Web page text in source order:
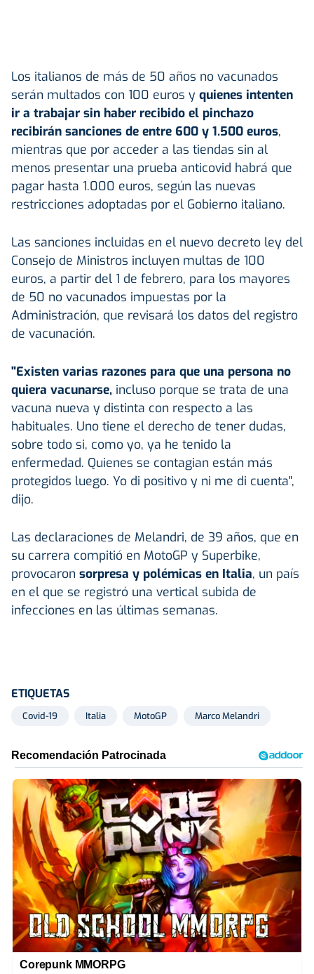
Los italianos de más de 50 años no vacunados
serán multados con 100 euros y quienes intenten
ir a trabajar sin haber recibido el pinchazo
recibirán sanciones de entre 600 y 1.500 euros,
mientras que por acceder a las tiendas sin al
menos presentar una prueba anticovid habrá que
pagar hasta 1.000 euros, según las nuevas
restricciones adoptadas por el Gobierno italiano.
Las sanciones incluidas en el nuevo decreto ley del
Consejo de Ministros incluyen multas de 100
euros, a partir del 1 de febrero, para los mayores
de 50 no vacunados impuestas por la
Administración, que revisará los datos del registro
de vacunación.
"Existen varias razones para que una persona no
quiera vacunarse, incluso porque se trata de una
vacuna nueva y distinta con respecto a las
habituales. Uno tiene el derecho de tener dudas,
sobre todo si, como yo, ya he tenido la
enfermedad. Quienes se contagian están más
protegidos luego. Yo di positivo y ni me di cuenta",
dijo.
Las declaraciones de Melandri, de 39 años, que en
su carrera compitió en MotoGP y Superbike,
provocaron sorpresa y polémicas en Italia, un país
en el que se registró una vertical subida de
infecciones en las últimas semanas.
ETIQUETAS
Covid-19 Italia MotoGP Marco Melandri
Corepunk MMORPG